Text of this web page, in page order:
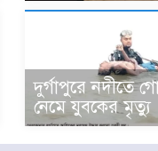
দুর্গাপুরে নদীতে
নেমে যুবকের মৃত্যু